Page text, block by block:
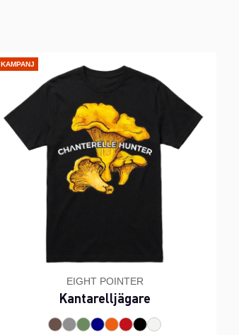
KAMPANJ
EIGHT POINTER
Kantarelljägare